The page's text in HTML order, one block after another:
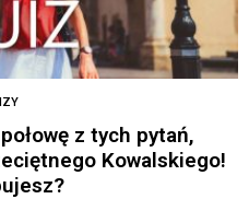
z tych pytań,
Kowalskiego!